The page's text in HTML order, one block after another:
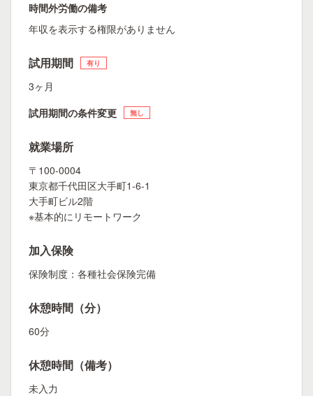
時間外労働の備考
年収を表示する権限がありません
試用期間 有り
3ヶ月
試用期間の条件変更
無し
就業場所
〒100-0004
東京都千代田区大手町1-6-1
大手町ビル2階
※基本的にリモートワーク
加入保険
保険制度：各種社会保険完備
休憩時間（分）
60分
休憩時間（備考）
未入力